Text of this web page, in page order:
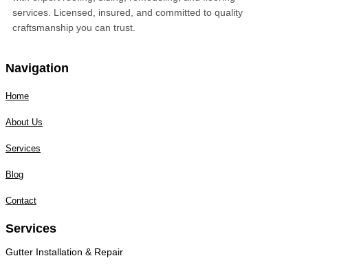
services. Licensed, insured, and committed to quality
craftsmanship you can trust.
Navigation
Home
About Us
Services
Blog
Contact
Services
Gutter Installation & Repair